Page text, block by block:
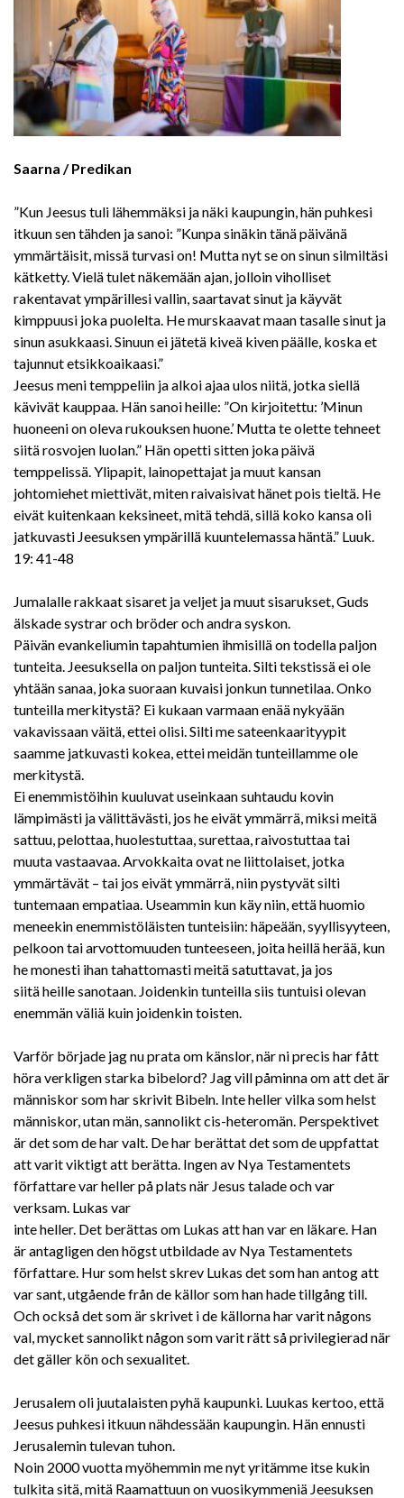
Saarna / Predikan
”Kun Jeesus tuli lähemmäksi ja näki kaupungin, hän puhkesi
itkuun sen tähden ja sanoi: ”Kunpa sinäkin tänä päivänä
ymmärtäisit, missä turvasi on! Mutta nyt se on sinun silmiltäsi
kätketty. Vielä tulet näkemään ajan, jolloin viholliset
rakentavat ympärillesi vallin, saartavat sinut ja käyvät
kimppuusi joka puolelta. He murskaavat maan tasalle sinut ja
sinun asukkaasi. Sinuun ei jätetä kiveä kiven päälle, koska et
tajunnut etsikkoaikaasi.”
Jeesus meni temppeliin ja alkoi ajaa ulos niitä, jotka siellä
kävivät kauppaa. Hän sanoi heille: ”On kirjoitettu: ’Minun
huoneeni on oleva rukouksen huone.’ Mutta te olette tehneet
siitä rosvojen luolan.” Hän opetti sitten joka päivä
temppelissä. Ylipapit, lainopettajat ja muut kansan
johtomiehet miettivät, miten raivaisivat hänet pois tieltä. He
eivät kuitenkaan keksineet, mitä tehdä, sillä koko kansa oli
jatkuvasti Jeesuksen ympärillä kuuntelemassa häntä.” Luuk.
19: 41-48
Jumalalle rakkaat sisaret ja veljet ja muut sisarukset, Guds
älskade systrar och bröder och andra syskon.
Päivän evankeliumin tapahtumien ihmisillä on todella paljon
tunteita. Jeesuksella on paljon tunteita. Silti tekstissä ei ole
yhtään sanaa, joka suoraan kuvaisi jonkun tunnetilaa. Onko
tunteilla merkitystä? Ei kukaan varmaan enää nykyään
vakavissaan väitä, ettei olisi. Silti me sateenkaarityypit
saamme jatkuvasti kokea, ettei meidän tunteillamme ole
merkitystä.
Ei enemmistöihin kuuluvat useinkaan suhtaudu kovin
lämpimästi ja välittävästi, jos he eivät ymmärrä, miksi meitä
sattuu, pelottaa, huolestuttaa, surettaa, raivostuttaa tai
muuta vastaavaa. Arvokkaita ovat ne liittolaiset, jotka
ymmärtävät – tai jos eivät ymmärrä, niin pystyvät silti
tuntemaan empatiaa. Useammin kun käy niin, että huomio
meneekin enemmistöläisten tunteisiin: häpeään, syyllisyyteen,
pelkoon tai arvottomuuden tunteeseen, joita heillä herää, kun
he monesti ihan tahattomasti meitä satuttavat, ja jos
siitä heille sanotaan. Joidenkin tunteilla siis tuntuisi olevan
enemmän väliä kuin joidenkin toisten.
Varför började jag nu prata om känslor, när ni precis har fått
höra verkligen starka bibelord? Jag vill påminna om att det är
människor som har skrivit Bibeln. Inte heller vilka som helst
människor, utan män, sannolikt cis-heteromän. Perspektivet
är det som de har valt. De har berättat det som de uppfattat
att varit viktigt att berätta. Ingen av Nya Testamentets
författare var heller på plats när Jesus talade och var
verksam. Lukas var
inte heller. Det berättas om Lukas att han var en läkare. Han
är antagligen den högst utbildade av Nya Testamentets
författare. Hur som helst skrev Lukas det som han antog att
var sant, utgående från de källor som han hade tillgång till.
Och också det som är skrivet i de källorna har varit någons
val, mycket sannolikt någon som varit rätt så privilegierad när
det gäller kön och sexualitet.
Jerusalem oli juutalaisten pyhä kaupunki. Luukas kertoo, että
Jeesus puhkesi itkuun nähdessään kaupungin. Hän ennusti
Jerusalemin tulevan tuhon.
Noin 2000 vuotta myöhemmin me nyt yritämme itse kukin
tulkita sitä, mitä Raamattuun on vuosikymmeniä Jeesuksen